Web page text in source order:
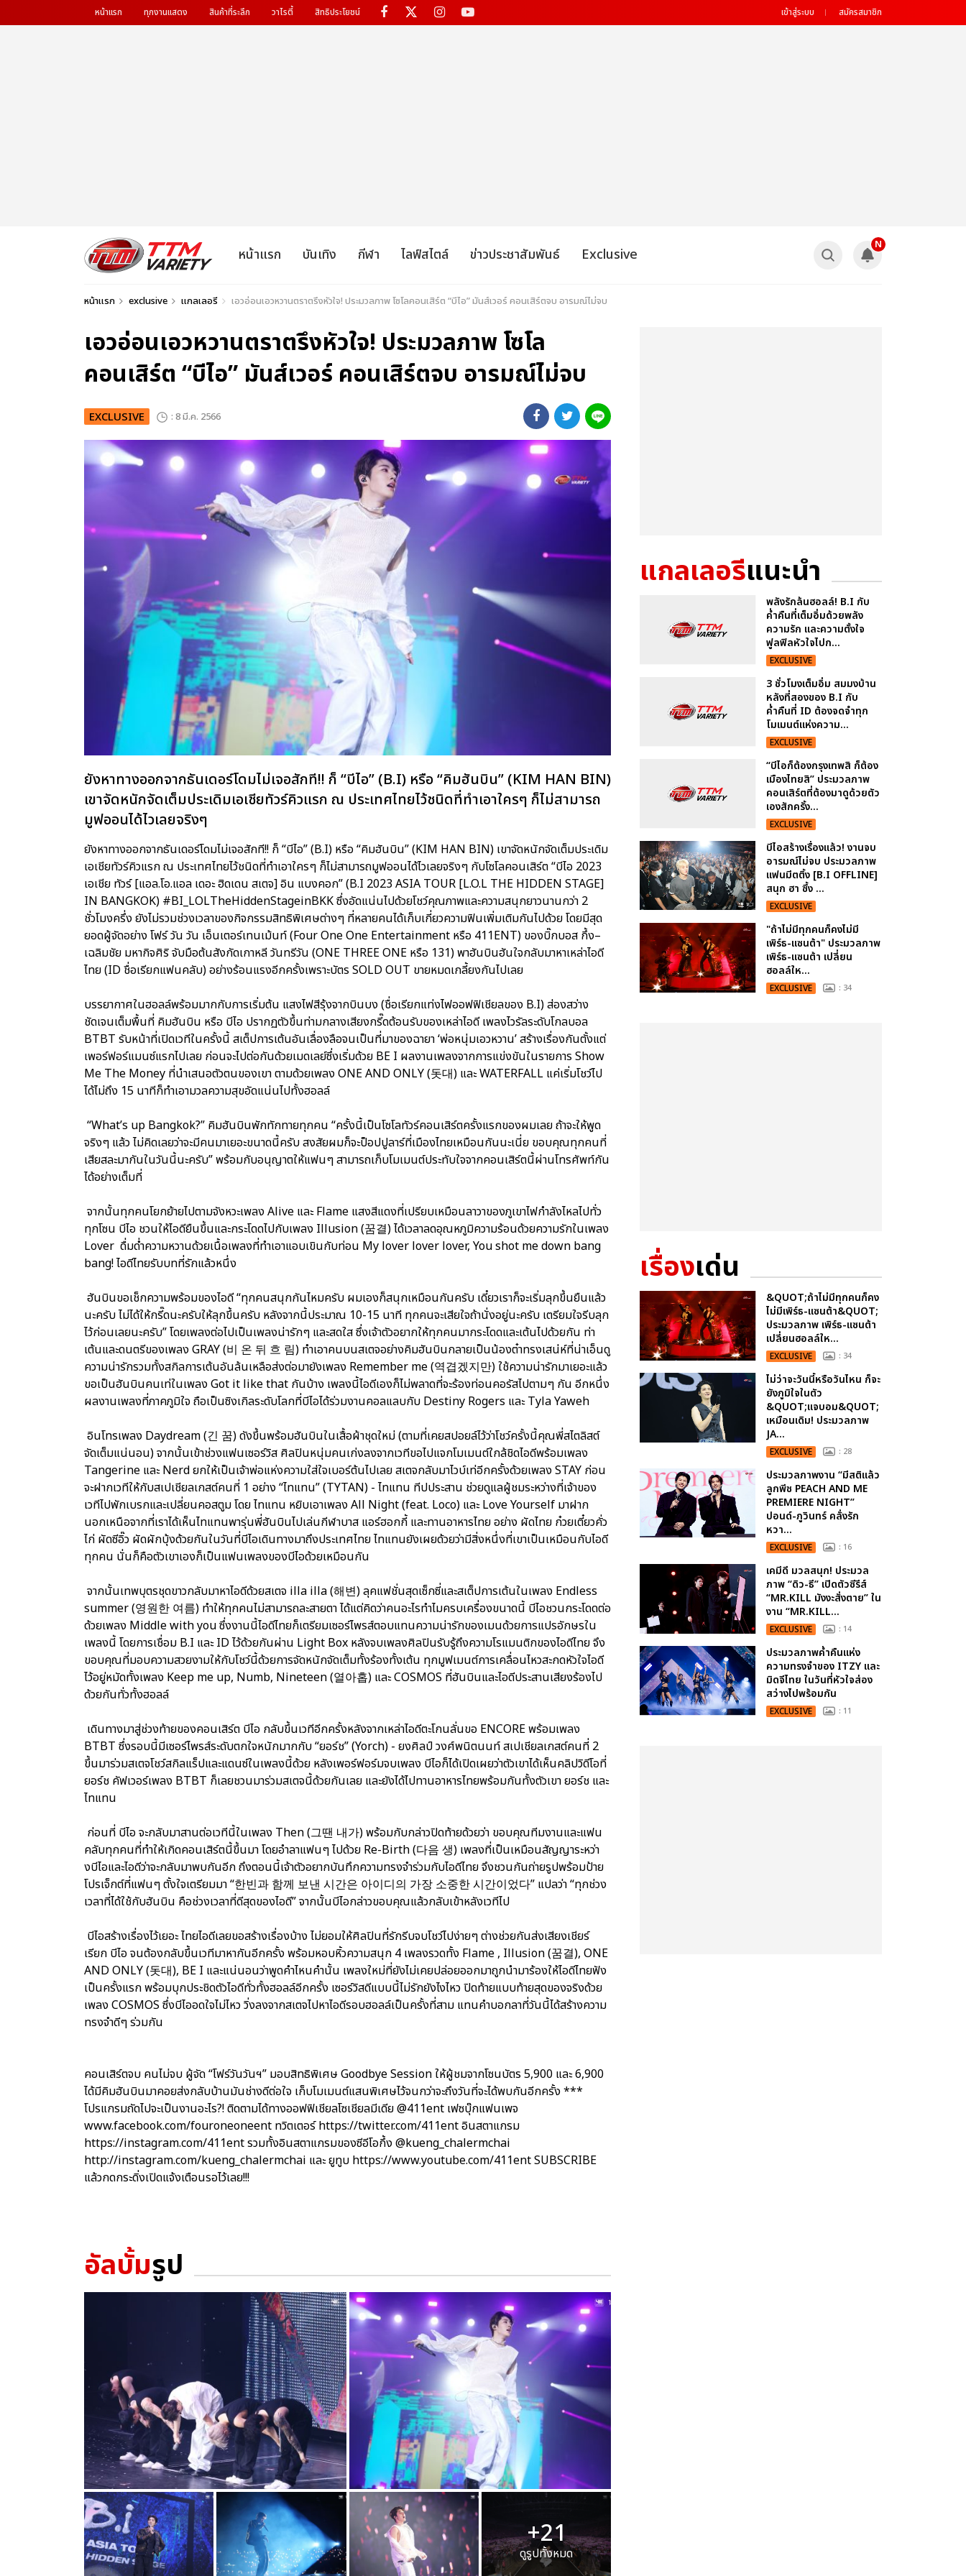
หน้าแรก ทุกงานแสดง สินค้าที่ระลึก วาไรตี้ สิทธิประโยชน์ เข้าสู่ระบบ สมัครสมาชิก
หน้าแรก บันเทิง กีฬา ไลฟ์สไตล์ ข่าวประชาสัมพันธ์ Exclusive
N
หน้าแรก exclusive แกลเลอรี เอวอ่อนเอวหวานตราตรึงหัวใจ! ประมวลภาพ โซโลคอนเสิร์ต “บีไอ” มันส์เวอร์ คอนเสิร์ตจบ อารมณ์ไม่จบ
เอวอ่อนเอวหวานตราตรึงหัวใจ! ประมวลภาพ โซโล
คอนเสิร์ต “บีไอ” มันส์เวอร์ คอนเสิร์ตจบ อารมณ์ไม่จบ
EXCLUSIVE : 8 มี.ค. 2566
ยังหาทางออกจากธันเดอร์โดมไม่เจอสักที!! ก็ “บีไอ” (B.I) หรือ “คิมฮันบิน” (KIM HAN BIN)
เขาจัดหนักจัดเต็มประเดิมเอเชียทัวร์คิวแรก ณ ประเทศไทยไว้ชนิดที่ทำเอาใครๆ ก็ไม่สามารถ
มูฟออนได้ไวเลยจริงๆ
ยังหาทางออกจากธันเดอร์โดมไม่เจอสักที!! ก็ “บีไอ” (B.I) หรือ “คิมฮันบิน” (KIM HAN BIN) เขาจัดหนักจัดเต็มประเดิม
เอเชียทัวร์คิวแรก ณ ประเทศไทยไว้ชนิดที่ทำเอาใครๆ ก็ไม่สามารถมูฟออนได้ไวเลยจริงๆ กับโซโลคอนเสิร์ต “บีไอ 2023
เอเชีย ทัวร์ [แอล.โอ.แอล เดอะ ฮิดเดน สเตจ] อิน แบงคอก” (B.I 2023 ASIA TOUR [L.O.L THE HIDDEN STAGE]
IN BANGKOK) #BI_LOLTheHiddenStageinBKK ซึ่งอัดแน่นไปด้วยโชว์คุณภาพและความสนุกยาวนานกว่า 2
ชั่วโมงครึ่ง ยังไม่รวมช่วงเวลาของกิจกรรมสิทธิพิเศษต่างๆ ที่หลายคนได้เก็บเกี่ยวความฟินเพิ่มเติมกันไปด้วย โดยมีสุด
ยอดผู้จัดอย่าง โฟร์ วัน วัน เอ็นเตอร์เทนเม้นท์ (Four One One Entertainment หรือ 411ENT) ของบิ๊กบอส กึ้ง–
เฉลิมชัย มหากิจศิริ จับมือต้นสังกัดเกาหลี วันทรีวัน (ONE THREE ONE หรือ 131) พาฮันบินฮันใจกลับมาหาเหล่าไอดี
ไทย (ID ชื่อเรียกแฟนคลับ) อย่างร้อนแรงอีกครั้งเพราะบัตร SOLD OUT ขายหมดเกลี้ยงกันไปเลย
บรรยากาศในฮอลล์พร้อมมากกับการเริ่มต้น แสงไฟสีรุ้งจากบินบง (ชื่อเรียกแท่งไฟออฟฟิเชียลของ B.I) ส่องสว่าง
ชัดเจนเต็มพื้นที่ คิมฮันบิน หรือ บีไอ ปรากฏตัวขึ้นท่ามกลางเสียงกรี๊ดต้อนรับของเหล่าไอดี เพลงไวรัลระดับโกลบอล
BTBT รับหน้าที่เปิดเวทีในครั้งนี้ สเต็ปการเต้นอันเลื่องลือจนเป็นที่มาของฉายา ‘พ่อหนุ่มเอวหวาน’ สร้างเรื่องกันตั้งแต่
เพอร์ฟอร์แมนซ์แรกไปเลย ก่อนจะไปต่อกันด้วยเมดเลย์ซึ่งเริ่มด้วย BE I ผลงานเพลงจากการแข่งขันในรายการ Show
Me The Money ที่นำเสนอตัวตนของเขา ตามด้วยเพลง ONE AND ONLY (돗대) และ WATERFALL แค่เริ่มโชว์ไป
ได้ไม่ถึง 15 นาทีก็ทำเอามวลความสุขอัดแน่นไปทั้งฮอลล์
“What’s up Bangkok?” คิมฮันบินพักทักทายทุกคน “ครั้งนี้เป็นโซโลทัวร์คอนเสิร์ตครั้งแรกของผมเลย ถ้าจะให้พูด
จริงๆ แล้ว ไม่คิดเลยว่าจะมีคนมาเยอะขนาดนี้ครับ สงสัยผมก็จะป็อปปูลาร์ที่เมืองไทยเหมือนกันนะเนี่ย ขอบคุณทุกคนที่
เสียสละมากันในวันนี้นะครับ” พร้อมกับอนุญาตให้แฟนๆ สามารถเก็บโมเมนต์ประทับใจจากคอนเสิร์ตนี้ผ่านโทรศัพท์กัน
ได้อย่างเต็มที่
จากนั้นทุกคนโยกย้ายไปตามจังหวะเพลง Alive และ Flame แสงสีแดงที่เปรียบเหมือนลาวาของภูเขาไฟกำลังไหลไปทั่ว
ทุกโซน บีไอ ชวนให้ไอดียืนขึ้นและกระโดดไปกับเพลง Illusion (꿈결) ได้เวลาลดอุณหภูมิความร้อนด้วยความรักในเพลง
Lover ดื่มด่ำความหวานด้วยเนื้อเพลงที่ทำเอาแอบเขินกับท่อน My lover lover lover, You shot me down bang
bang! ไอดีไทยรับบทที่รักแล้วหนึ่ง
ฮันบินขอเช็กความพร้อมของไอดี “ทุกคนสนุกกันไหมครับ ผมเองก็สนุกเหมือนกันครับ เดี๋ยวเราก็จะเริ่มลุกขึ้นยืนแล้ว
นะครับ ไม่ได้ให้กรี๊ดนะครับให้ลุกขึ้นครับ หลังจากนี้ประมาณ 10-15 นาที ทุกคนจะเสียใจถ้านั่งอยู่นะครับ เตรียมใจรีบลุก
ไว้ก่อนเลยนะครับ” โดยเพลงต่อไปเป็นเพลงน่ารักๆ และสดใส ซึ่งเจ้าตัวอยากให้ทุกคนมากระโดดและเต้นไปด้วยกัน ท่า
เต้นและดนตรีของเพลง GRAY (비 온 뒤 흐 림) ทำเอาคนบนสเตจอย่างคิมฮันบินกลายเป็นน้องต๋าทรงเสน่ห์ที่น่าเอ็นดู
ความน่ารักรวมทั้งสกิลการเต้นอันล้นเหลือส่งต่อมายังเพลง Remember me (역겹겠지만) ใช้ความน่ารักมาเยอะแล้ว
ขอเป็นฮันบินคนเท่ในเพลง Got it like that กันบ้าง เพลงนี้ไอดีเองก็ไม่พลาดที่จะร้องท่อนคอรัสไปตามๆ กัน อีกหนึ่ง
ผลงานเพลงที่ภาคภูมิใจ ถือเป็นซิงเกิลระดับโลกที่บีไอได้ร่วมงานคอลแลบกับ Destiny Rogers และ Tyla Yaweh
อินโทรเพลง Daydream (긴 꿈) ดังขึ้นพร้อมฮันบินในเสื้อผ้าชุดใหม่ (ตามที่เคยสปอยล์ไว้ว่าโชว์ครั้งนี้คุณพี่สไตลิสต์
จัดเต็มแน่นอน) จากนั้นเข้าช่วงแฟนเซอร์วิส ศิลปินหนุ่มคนเก่งลงจากเวทีขอไปแจกโมเมนต์ใกล้ชิดไอดีพร้อมเพลง
Tangerine และ Nerd ยกให้เป็นเจ้าพ่อแห่งความใส่ใจเบอร์ต้นไปเลย สเตจกลับมาไวบ์เท่อีกครั้งด้วยเพลง STAY ก่อน
จะฝากเวทีให้กับสเปเชียลเกสต์คนที่ 1 อย่าง “ไทแทน” (TYTAN) - ไทแทน ทีปประสาน ช่วยดูแลผู้ชมระหว่างที่เจ้าของ
เวทีไปพักเบรกและเปลี่ยนคอสตูม โดย ไทแทน หยิบเอาเพลง All Night (feat. Loco) และ Love Yourself มาฝาก
นอกเหนือจากที่เราได้เห็นไทแทนพารุ่นพี่ฮันบินไปเล่นกีฬาบาส แอร์ฮอกกี้ และทานอาหารไทย อย่าง ผัดไทย ก๋วยเตี๋ยวคั่ว
ไก่ ผัดซีอิ๊ว ผัดผักบุ้งด้วยกันในวันที่บีไอเดินทางมาถึงประเทศไทย ไทแทนยังเผยด้วยว่ามีสิ่งหนึ่งที่เขาเป็นเหมือนกับไอดี
ทุกคน นั่นก็คือตัวเขาเองก็เป็นแฟนเพลงของบีไอด้วยเหมือนกัน
จากนั้นเทพบุตรชุดขาวกลับมาหาไอดีด้วยสเตจ illa illa (해변) ลุคแฟชั่นสุดเซ็กซี่และสเต็ปการเต้นในเพลง Endless
summer (영원한 여름) ทำให้ทุกคนไม่สามารถละสายตา ได้แต่คิดว่าคนอะไรทำไมครบเครื่องขนาดนี้ บีไอชวนกระโดดต่อ
ด้วยเพลง Middle with you ซึ่งงานนี้ไอดีไทยก็เตรียมเซอร์ไพรส์ตอบแทนความน่ารักของเมนด้วยการแปรอักษรใน
เพลงนี้ โดยการเชื่อม B.I และ ID ไว้ด้วยกันผ่าน Light Box หลังจบเพลงศิลปินรับรู้ถึงความโรแมนติกของไอดีไทย จึง
ขอบคุณที่มอบความสวยงามให้กับโชว์นี้ด้วยการจัดหนักจัดเต็มทั้งร้องทั้งเต้น ทุกมูฟเมนต์การเคลื่อนไหวสะกดหัวใจไอดี
ไว้อยู่หมัดทั้งเพลง Keep me up, Numb, Nineteen (열아홉) และ COSMOS ที่ฮันบินและไอดีประสานเสียงร้องไป
ด้วยกันทั่วทั้งฮอลล์
เดินทางมาสู่ช่วงท้ายของคอนเสิร์ต บีไอ กลับขึ้นเวทีอีกครั้งหลังจากเหล่าไอดีตะโกนลั่นขอ ENCORE พร้อมเพลง
BTBT ซึ่งรอบนี้มีเซอร์ไพรส์ระดับตกใจหนักมากกับ “ยอร์ช” (Yorch) - ยงศิลป์ วงศ์พนิตนนท์ สเปเชียลเกสต์คนที่ 2
ขึ้นมาร่วมสเตจโชว์สกิลแร็ปและแดนซ์ในเพลงนี้ด้วย หลังเพอร์ฟอร์มจบเพลง บีไอก็ได้เปิดเผยว่าตัวเขาได้เห็นคลิปวิดีโอที่
ยอร์ช คัฟเวอร์เพลง BTBT ก็เลยชวนมาร่วมสเตจนี้ด้วยกันเลย และยังได้ไปทานอาหารไทยพร้อมกันทั้งตัวเขา ยอร์ช และ
ไทแทน
ก่อนที่ บีไอ จะกลับมาสานต่อเวทีนี้ในเพลง Then (그땐 내가) พร้อมกับกล่าวปิดท้ายด้วยว่า ขอบคุณทีมงานและแฟน
คลับทุกคนที่ทำให้เกิดคอนเสิร์ตนี้ขึ้นมา โดยอำลาแฟนๆ ไปด้วย Re-Birth (다음 생) เพลงที่เป็นเหมือนสัญญาระหว่า
งบีไอและไอดีว่าจะกลับมาพบกันอีก ถึงตอนนี้เจ้าตัวอยากบันทึกความทรงจำร่วมกับไอดีไทย จึงชวนกันถ่ายรูปพร้อมป้าย
โปรเจ็กต์ที่แฟนๆ ตั้งใจเตรียมมา “한빈과 함께 보낸 시간은 아이디의 가장 소중한 시간이었다” แปลว่า “ทุกช่วง
เวลาที่ได้ใช้กับฮันบิน คือช่วงเวลาที่ดีสุดของไอดี” จากนั้นบีไอกล่าวขอบคุณแล้วกลับเข้าหลังเวทีไป
บีไอสร้างเรื่องไว้เยอะ ไทยไอดีเลยขอสร้างเรื่องบ้าง ไม่ยอมให้ศิลปินที่รักรีบจบโชว์ไปง่ายๆ ต่างช่วยกันส่งเสียงเชียร์
เรียก บีไอ จนต้องกลับขึ้นเวทีมาหากันอีกครั้ง พร้อมหอบหิ้วความสนุก 4 เพลงรวดทั้ง Flame , Illusion (꿈결), ONE
AND ONLY (돗대), BE I และแน่นอนว่าพูดคำไหนคำนั้น เพลงใหม่ที่ยังไม่เคยปล่อยออกมาถูกนำมาร้องให้ไอดีไทยฟัง
เป็นครั้งแรก พร้อมบุกประชิดตัวไอดีทั่วทั้งฮอลล์อีกครั้ง เซอร์วิสดีแบบนี้ไม่รักยังไงไหว ปิดท้ายแบบท้ายสุดของจริงด้วย
เพลง COSMOS ซึ่งบีไออดใจไม่ไหว วิ่งลงจากสเตจไปหาไอดีรอบฮอลล์เป็นครั้งที่สาม แทนคำบอกลาที่วันนี้ได้สร้างความ
ทรงจำดีๆ ร่วมกัน
คอนเสิร์ตจบ คนไม่จบ ผู้จัด “โฟร์วันวันฯ” มอบสิทธิพิเศษ Goodbye Session ให้ผู้ชมจากโซนบัตร 5,900 และ 6,900
ได้มีคิมฮันบินมาคอยส่งกลับบ้านมันช่างดีต่อใจ เก็บโมเมนต์แสนพิเศษไว้จนกว่าจะถึงวันที่จะได้พบกันอีกครั้ง ***
โปรแกรมถัดไปจะเป็นงานอะไร?! ติดตามได้ทางออฟฟิเชียลโซเชียลมีเดีย @411ent เฟซบุ๊กแฟนเพจ
www.facebook.com/fouroneoneent ทวิตเตอร์ https://twitter.com/411ent อินสตาแกรม
https://instagram.com/411ent รวมทั้งอินสตาแกรมของซีอีโอกึ้ง @kueng_chalermchai
http://instagram.com/kueng_chalermchai และ ยูทูบ https://www.youtube.com/411ent SUBSCRIBE
แล้วกดกระดิ่งเปิดแจ้งเตือนรอไว้เลย!!!
อัลบั้มรูป
+21
ดูรูปทั้งหมด
แกลเลอรีแนะนำ
พลังรักล้นฮอลล์! B.I กับ
ค่ำคืนที่เต็มอิ่มด้วยพลัง
ความรัก และความตั้งใจ
ฟูลฟิลหัวใจไปก...
EXCLUSIVE
3 ชั่วโมงเต็มอิ่ม สมมงบ้าน
หลังที่สองของ B.I กับ
ค่ำคืนที่ ID ต้องจดจำทุก
โมเมนต์แห่งความ...
EXCLUSIVE
“บีไอก็ต้องกรุงเทพสิ ก็ต้อง
เมืองไทยสิ” ประมวลภาพ
คอนเสิร์ตที่ต้องมาดูด้วยตัว
เองสักครั้ง...
EXCLUSIVE
บีไอสร้างเรื่องแล้ว! งานจบ
อารมณ์ไม่จบ ประมวลภาพ
แฟนมีตติ้ง [B.I OFFLINE]
สนุก ฮา ซึ้ง ...
EXCLUSIVE
"ถ้าไม่มีทุกคนก็คงไม่มี
เพิร์ธ-แซนต้า" ประมวลภาพ
เพิร์ธ-แซนต้า เปลี่ยน
ฮอลล์ให...
EXCLUSIVE : 34
เรื่องเด่น
&QUOT;ถ้าไม่มีทุกคนก็คง
ไม่มีเพิร์ธ-แซนต้า&QUOT;
ประมวลภาพ เพิร์ธ-แซนต้า
เปลี่ยนฮอลล์ให...
EXCLUSIVE : 34
ไม่ว่าจะวันนี้หรือวันไหน ก็จะ
ยังภูมิใจในตัว
&QUOT;แจบอม&QUOT;
เหมือนเดิม! ประมวลภาพ
JA...
EXCLUSIVE : 28
ประมวลภาพงาน “มีสติแล้ว
ลูกพีช PEACH AND ME
PREMIERE NIGHT”
ปอนด์-ภูวินทร์ คลั่งรัก
หวา...
EXCLUSIVE : 16
เคมีดี มวลสนุก! ประมวล
ภาพ “ดิว-ธี” เปิดตัวซีรีส์
“MR.KILL มังงะสั่งตาย” ใน
งาน “MR.KILL...
EXCLUSIVE : 14
ประมวลภาพค่ำคืนแห่ง
ความทรงจำของ ITZY และ
มิดจีไทย ในวันที่หัวใจส่อง
สว่างไปพร้อมกัน
EXCLUSIVE : 11